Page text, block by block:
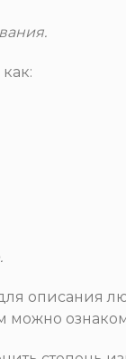
описания